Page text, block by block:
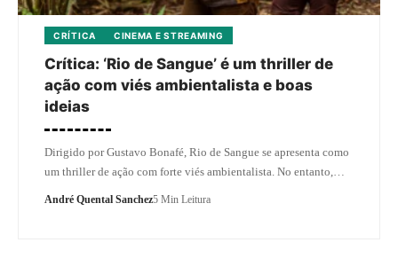
CRÍTICA CINEMA E STREAMING
Crítica: ‘Rio de Sangue’ é um thriller de
ação com viés ambientalista e boas
ideias
Dirigido por Gustavo Bonafé, Rio de Sangue se apresenta como
um thriller de ação com forte viés ambientalista. No entanto,…
André Quental Sanchez5 Min Leitura